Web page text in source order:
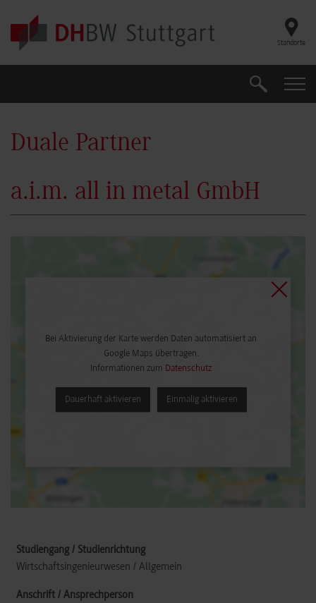
Skip to main content
Standorte
Suche
Duale Partner
a.i.m. all in metal GmbH
Bei Aktivierung der Karte werden Daten automatisiert an
Google Maps übertragen.
Informationen zum Datenschutz
Dauerhaft aktivieren Einmalig aktivieren
Wirtschaftsingenieurwesen / Allgemein